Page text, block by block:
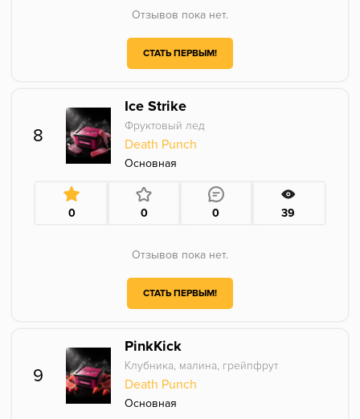
Отзывов пока нет.
СТАТЬ ПЕРВЫМ!
8
Ice Strike
Фруктовый лед
Death Punch
Основная
0 0 0 39
Отзывов пока нет.
СТАТЬ ПЕРВЫМ!
9
PinkKick
Клубника, малина, грейпфрут
Death Punch
Основная